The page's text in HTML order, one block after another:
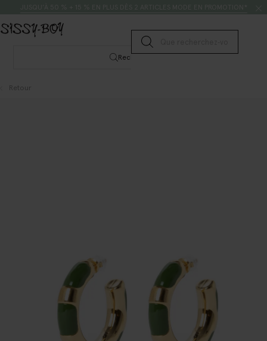
Lancer la recherche
Rechercher
Retour